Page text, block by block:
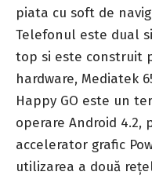
piata cu soft de
Telefonul este dual
top si este construit
hardware, Mediatek
Happy GO este un
operare Android 4.2,
accelerator grafic
utilizarea a două